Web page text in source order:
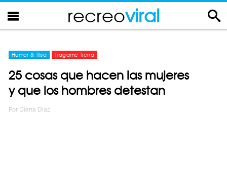
recreoviral
Humor & Risa Tragame Tierra
25 cosas que hacen las mujeres
y que los hombres detestan
Por Diana Diaz